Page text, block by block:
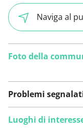
Naviga al
Foto della
Problemi
Luoghi di